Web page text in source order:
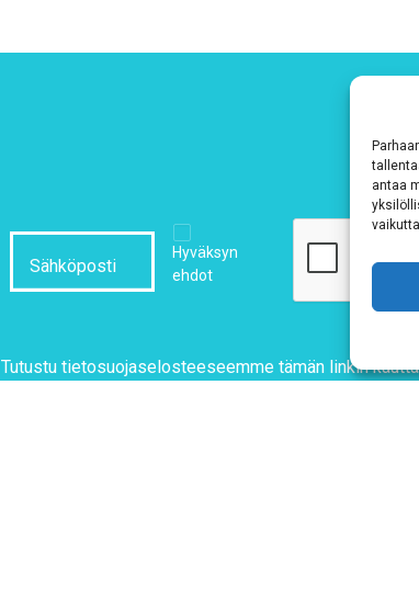
antaa
Hyväksyn
ehdot
Tutustu tietosuojaselosteeseemme tämän linkin